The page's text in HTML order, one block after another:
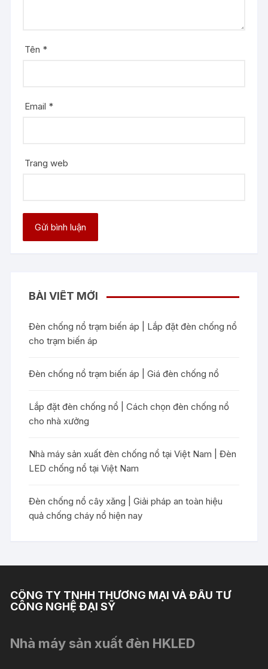
Tên *
Email *
Trang web
BÀI VIẾT MỚI
Đèn chống nổ trạm biến áp | Lắp đặt đèn chống nổ
cho trạm biến áp
Đèn chống nổ trạm biến áp | Giá đèn chống nổ
Lắp đặt đèn chống nổ | Cách chọn đèn chống nổ
cho nhà xưởng
Nhà máy sản xuất đèn chống nổ tại Việt Nam | Đèn
LED chống nổ tại Việt Nam
Đèn chống nổ cây xăng | Giải pháp an toàn hiệu
quả chống cháy nổ hiện nay
CÔNG TY TNHH THƯƠNG MẠI VÀ ĐẦU TƯ
CÔNG NGHỆ ĐẠI SỸ
Nhà máy sản xuất đèn HKLED